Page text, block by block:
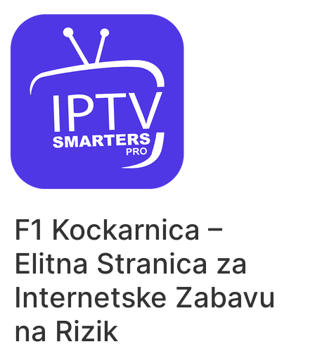
F1 Kockarnica –
Elitna Stranica za
Internetske Zabavu
na Rizik